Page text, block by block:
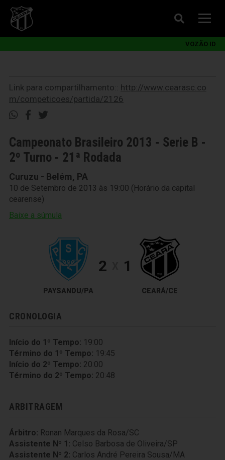
VOZÃO ID
Link para compartilhamento:: http://www.cearasc.co
m/competicoes/partida/2126
Campeonato Brasileiro 2013 - Serie B -
2º Turno - 21ª Rodada
Curuzu - Belém, PA
10 de Setembro de 2013 às 19:00 (Horário da capital
cearense)
Baixe a súmula
PAYSANDU/PA
2 1
CEARÁ/CE
CRONOLOGIA
Início do 1º Tempo: 19:00
Término do 1º Tempo: 19:45
Início do 2º Tempo: 20:00
Término do 2º Tempo: 20:48
ARBITRAGEM
Árbitro: Ronan Marques da Rosa/SC
Assistente Nº 1: Celso Barbosa de Oliveira/SP
Assistente Nº 2: Carlos André Pereira Sousa/MA